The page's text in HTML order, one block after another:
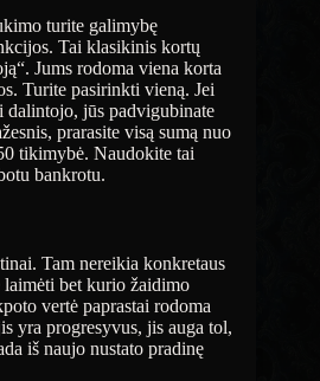
turite galimybę
Tai klasikinis kortų
Jums rodoma viena korta
Turite pasirinkti vieną. Jei
dalintojo, jūs padvigubinate
prarasite visą sumą nuo
tikimybė. Naudokite tai
bankrotu.
Tam nereikia konkretaus
bet kurio žaidimo
vertė paprastai rodoma
yra progresyvus, jis auga tol,
iš naujo nustato pradinę